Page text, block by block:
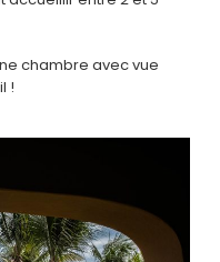
chambre avec vue
!